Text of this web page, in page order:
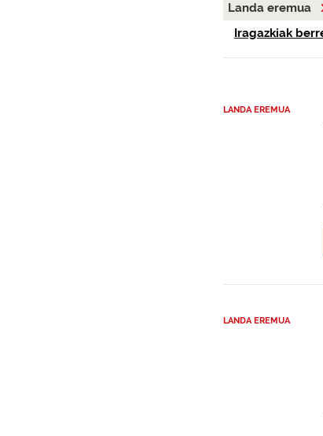
Landa eremua
Iragazkiak
LANDA EREMUA
LANDA EREMUA